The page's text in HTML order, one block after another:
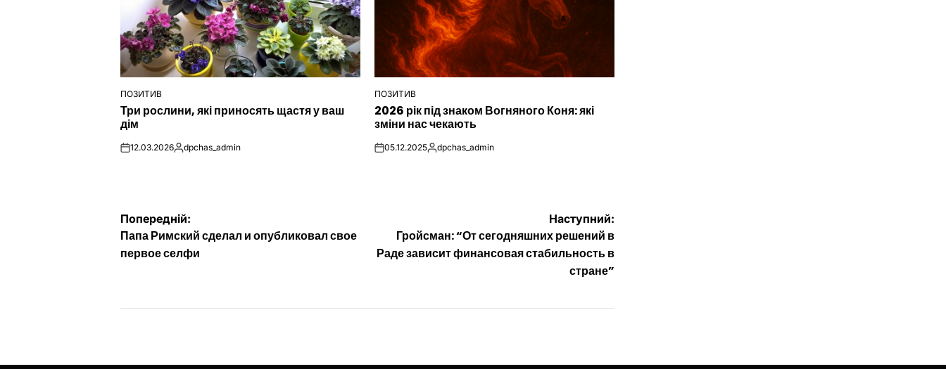
ОПУБЛІКУВАТИ
ПОЗИТИВ
Три рослини, які приносять щастя у ваш
дім
on12.03.2026Опубліковано
dpchas_admin
ОПУБЛІКУВАТИ
У
ПОЗИТИВ
2026 рік під знаком Вогняного Коня: які
зміни нас чекають
on05.12.2025Опубліковано
dpchas_admin
Навігація
записів
Попередній:
Папа Римский сделал и опубликовал свое
первое селфи
Наступний:
Гройсман: “От сегодняшних решений в
Раде зависит финансовая стабильность в
стране”